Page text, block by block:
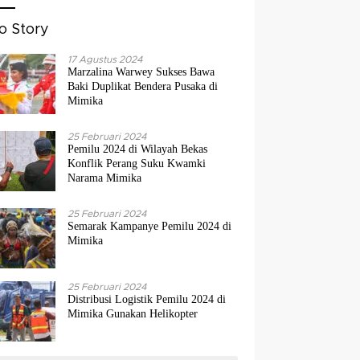
Story
17 Agustus 2024
Marzalina Warwey Sukses Bawa
Baki Duplikat Bendera Pusaka di
Mimika
25 Februari 2024
Pemilu 2024 di Wilayah Bekas
Konflik Perang Suku Kwamki
Narama Mimika
25 Februari 2024
Semarak Kampanye Pemilu 2024 di
Mimika
25 Februari 2024
Distribusi Logistik Pemilu 2024 di
Mimika Gunakan Helikopter